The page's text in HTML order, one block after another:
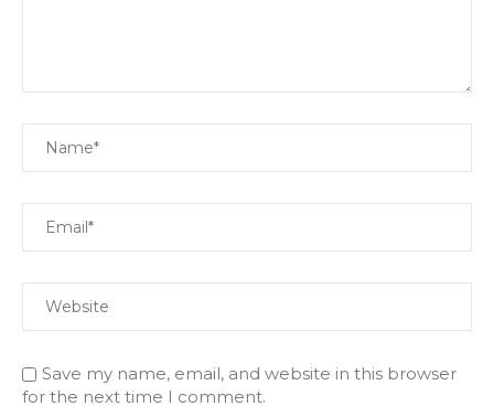
Save my name, email, and website in this browser
for the next time I comment.